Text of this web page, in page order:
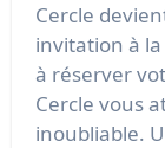
Cercle
invitation à
à réserver
Cercle vous
inoubliable.